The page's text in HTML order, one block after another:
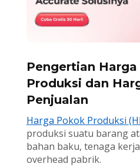
Pengertian
Produksi dan
Penjualan
Harga Pokok Produksi
produksi suatu barang
bahan baku, tenaga
overhead pabrik.